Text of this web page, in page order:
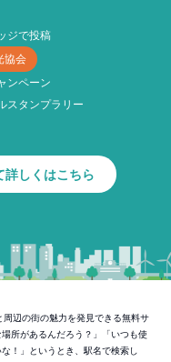
ジで投稿
会
ンペーン
スタンプラリー
詳しくはこちら
辺の街の魅力を発見できる無料サ
所があるんだろう？」「いつも使
！」というとき、駅名で検索し